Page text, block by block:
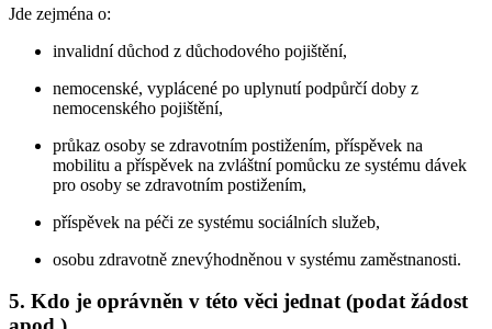
Jde zejména o:
invalidní důchod z důchodového pojištění,
nemocenské, vyplácené po uplynutí podpůrčí doby z
nemocenského pojištění,
průkaz osoby se zdravotním postižením, příspěvek na
mobilitu a příspěvek na zvláštní pomůcku ze systému dávek
pro osoby se zdravotním postižením,
příspěvek na péči ze systému sociálních služeb,
osobu zdravotně znevýhodněnou v systému zaměstnanosti.
5. Kdo je oprávněn v této věci jednat (podat žádost